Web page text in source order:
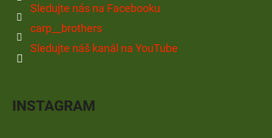
Sledujte nás na Facebooku
carp__brothers
Sledujte náš kanál na YouTube
INSTAGRAM